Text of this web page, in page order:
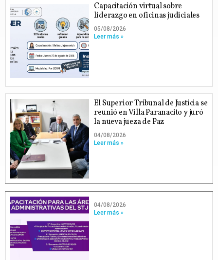
Capacitación virtual sobre
liderazgo en oficinas judiciales
05/08/2026
Leer más »
El Superior Tribunal de Justicia se
reunió en Villa Paranacito y juró
la nueva jueza de Paz
04/08/2026
Leer más »
04/08/2026
Leer más »